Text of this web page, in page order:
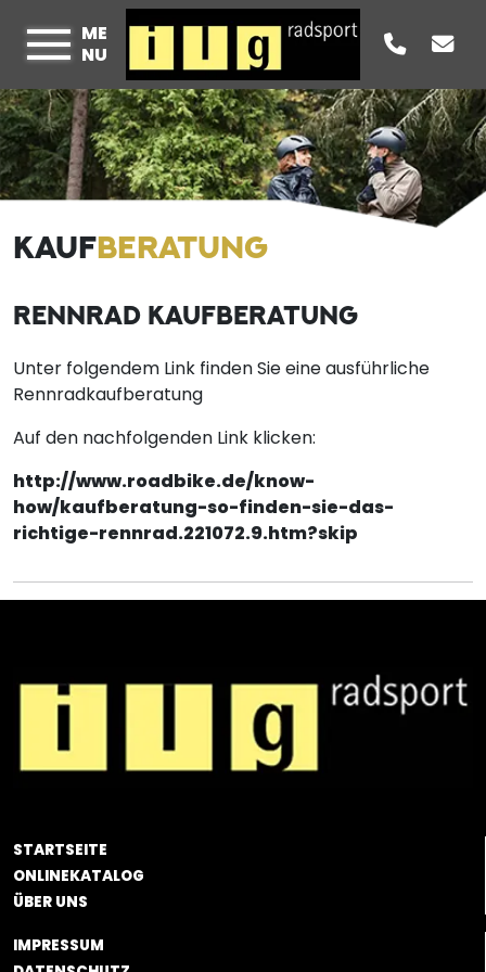
ME
NU
KAUFBERATUNG
RENNRAD KAUFBERATUNG
Unter folgendem Link finden Sie eine ausführliche
Rennradkaufberatung
Auf den nachfolgenden Link klicken:
http://www.roadbike.de/know-
how/kaufberatung-so-finden-sie-das-
richtige-rennrad.221072.9.htm?skip
STARTSEITE
ONLINEKATALOG
ÜBER UNS
IMPRESSUM